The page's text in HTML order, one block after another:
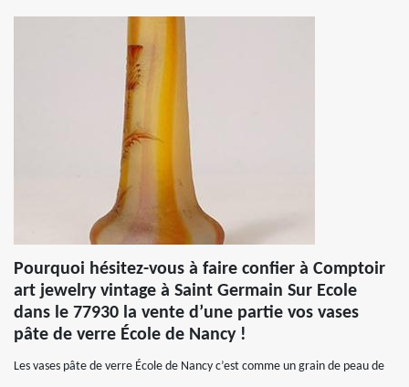
Pourquoi hésitez-vous à faire confier à Comptoir
art jewelry vintage à Saint Germain Sur Ecole
dans le 77930 la vente d’une partie vos vases
pâte de verre École de Nancy !
Les vases pâte de verre École de Nancy c’est comme un grain de peau de